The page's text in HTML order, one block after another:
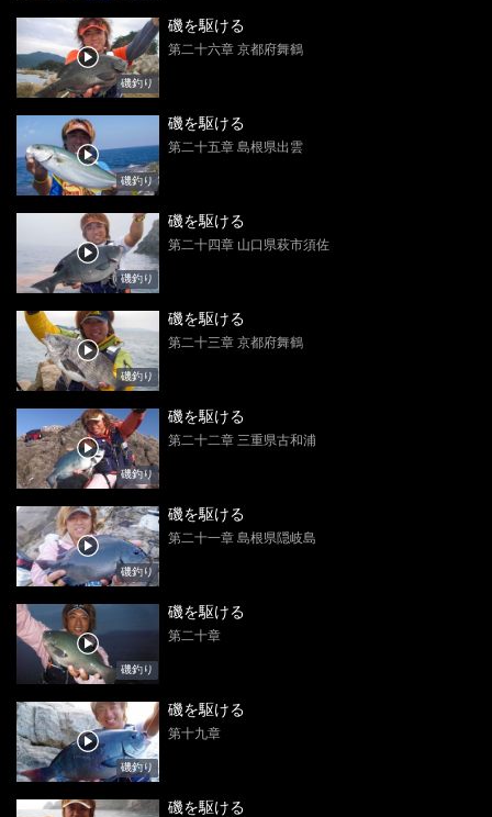
磯釣り
磯を駆ける
第二十六章 京都府舞鶴
磯釣り
磯を駆ける
第二十五章 島根県出雲
磯釣り
磯を駆ける
第二十四章 山口県萩市須佐
磯釣り
磯を駆ける
第二十三章 京都府舞鶴
磯釣り
磯を駆ける
第二十二章 三重県古和浦
磯釣り
磯を駆ける
第二十一章 島根県隠岐島
磯釣り
磯を駆ける
第二十章
磯釣り
磯を駆ける
第十九章
磯を駆ける